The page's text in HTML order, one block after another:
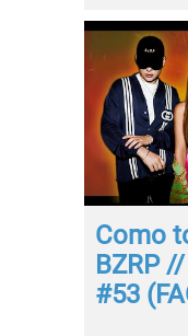
Como
BZRP
#53